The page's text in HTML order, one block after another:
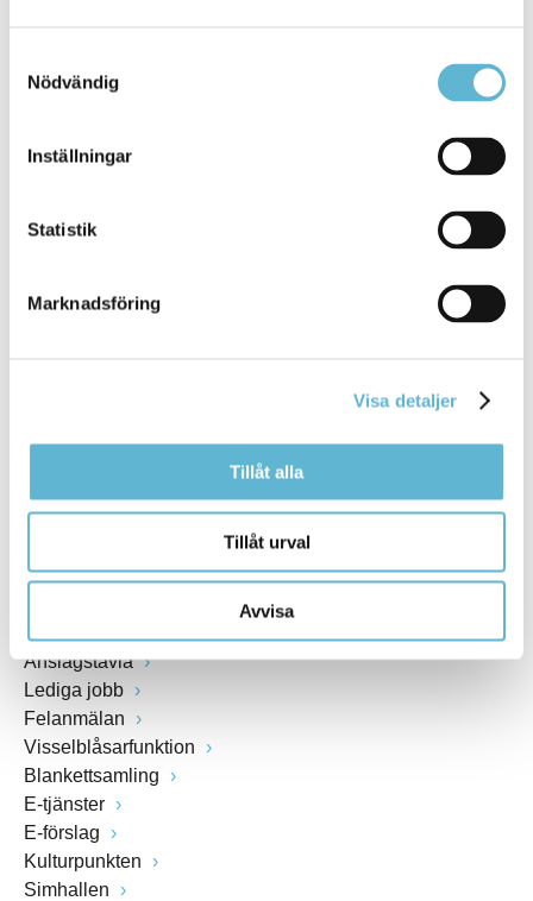
Nödvändig
Inställningar
Statistik
Marknadsföring
Visa detaljer
Tillåt alla
Tillåt urval
Avvisa
Postadress
E-post
Växel: 0456-82 20 00
Org.nr: 212000-0894
SNABBVAL
Öppettider växel och reception i kommunhuset
Anslagstavla
Lediga jobb
Felanmälan
Visselblåsarfunktion
Blankettsamling
E-tjänster
E-förslag
Kulturpunkten
Simhallen